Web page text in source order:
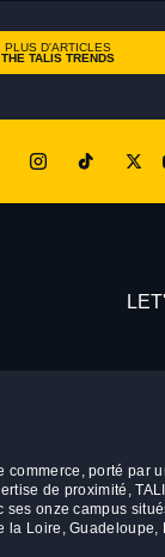
PLUS D'ARTICLES
THE TALIS TRENDS
commerce, porté par
de proximité,
onze campus
la Loire, Guadeloupe,